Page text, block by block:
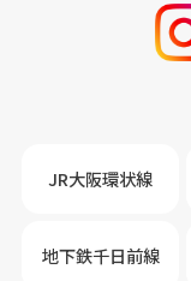
JR大阪環状線
地下鉄千日前線